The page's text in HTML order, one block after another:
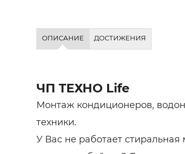
ОПИСАНИЕ ДОСТИЖЕНИЯ
ЧП ТЕХНО Life
Монтаж кондиционеров,
техники.
У Вас не работает